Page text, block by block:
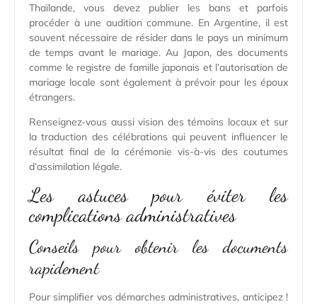
Thaïlande, vous devez publier les bans et parfois
procéder à une audition commune. En Argentine, il est
souvent nécessaire de résider dans le pays un minimum
de temps avant le mariage. Au Japon, des documents
comme le registre de famille japonais et l’autorisation de
mariage locale sont également à prévoir pour les époux
étrangers.
Renseignez-vous aussi vision des témoins locaux et sur
la traduction des célébrations qui peuvent influencer le
résultat final de la cérémonie vis-à-vis des coutumes
d’assimilation légale.
Les astuces pour éviter les
complications administratives
Conseils pour obtenir les documents
rapidement
Pour simplifier vos démarches administratives, anticipez !